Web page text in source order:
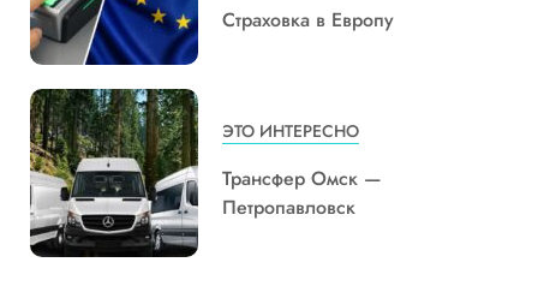
Страховка в Европу
ЭТО ИНТЕРЕСНО
Трансфер Омск —
Петропавловск